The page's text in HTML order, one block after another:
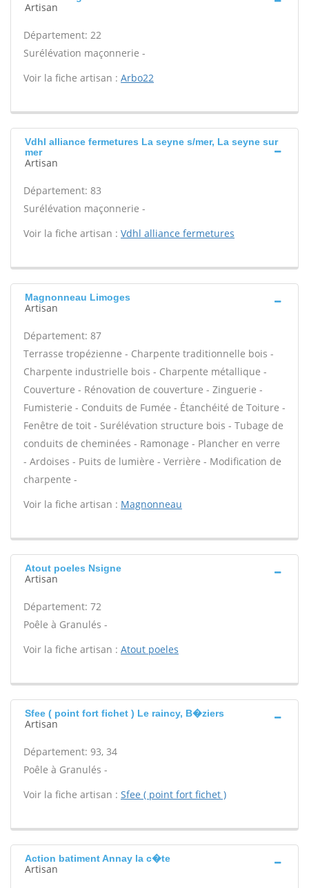
Artisan
Département: 22
Surélévation maçonnerie -
Voir la fiche artisan : Arbo22
Vdhl alliance fermetures La seyne s/mer, La seyne sur
mer
Artisan
Département: 83
Surélévation maçonnerie -
Voir la fiche artisan : Vdhl alliance fermetures
Magnonneau Limoges
Artisan
Département: 87
Terrasse tropézienne - Charpente traditionnelle bois -
Charpente industrielle bois - Charpente métallique -
Couverture - Rénovation de couverture - Zinguerie -
Fumisterie - Conduits de Fumée - Étanchéité de Toiture -
Fenêtre de toit - Surélévation structure bois - Tubage de
conduits de cheminées - Ramonage - Plancher en verre
- Ardoises - Puits de lumière - Verrière - Modification de
charpente -
Voir la fiche artisan : Magnonneau
Atout poeles Nsigne
Artisan
Département: 72
Poêle à Granulés -
Voir la fiche artisan : Atout poeles
Sfee ( point fort fichet ) Le raincy, B�ziers
Artisan
Département: 93, 34
Poêle à Granulés -
Voir la fiche artisan : Sfee ( point fort fichet )
Action batiment Annay la c�te
Artisan